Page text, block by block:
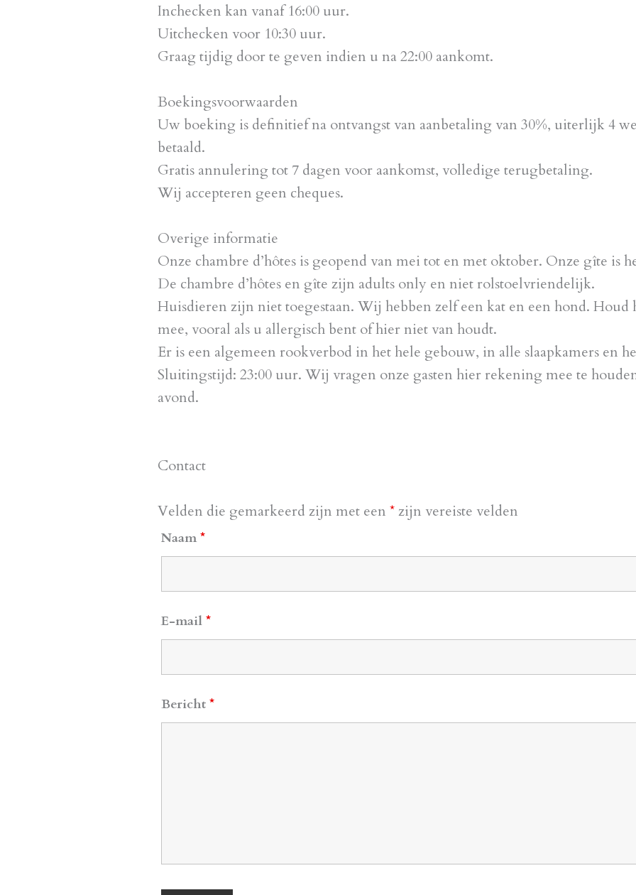
Inchecken kan vanaf 16:00 uur.
Uitchecken voor 10:30 uur.
Graag tijdig door te geven indien u na 22:00 aankomt.
Boekingsvoorwaarden
Uw boeking is definitief na ontvangst van aanbetaling van 30%, uiterlijk 4
betaald.
Gratis annulering tot 7 dagen voor aankomst, volledige terugbetaling.
Wij accepteren geen cheques.
Overige informatie
Onze chambre d’hôtes is geopend van mei tot en met oktober. Onze gîte is
De chambre d’hôtes en gîte zijn adults only en niet rolstoelvriendelijk.
Huisdieren zijn niet toegestaan. Wij hebben zelf een kat en een hond.
mee, vooral als u allergisch bent of hier niet van houdt.
Er is een algemeen rookverbod in het hele gebouw, in alle slaapkamers en
Sluitingstijd: 23:00 uur. Wij vragen onze gasten hier rekening mee te
avond.
Contact
Velden die gemarkeerd zijn met een *zijn vereiste velden
Naam*
E-mail *
Bericht *